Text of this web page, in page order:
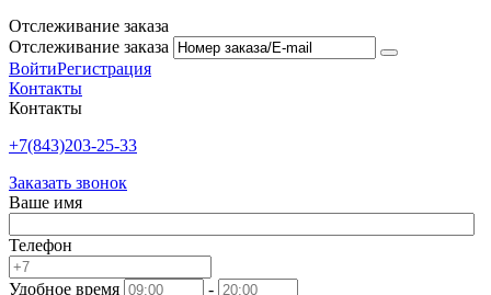
Отслеживание заказа
Отслеживание заказа
ВойтиРегистрация
Контакты
Контакты
+7(843)203-25-33
Заказать звонок
Ваше имя
Телефон
Удобное время -